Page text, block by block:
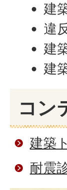
建
違
建
建
コン
建築
耐震